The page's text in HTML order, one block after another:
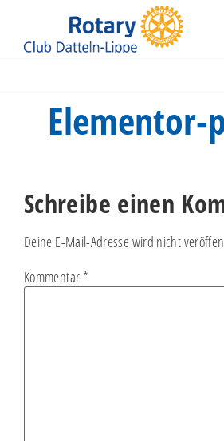
Elementor-
Schreibe einen
Deine E-Mail-Adresse wird nicht
Kommentar *